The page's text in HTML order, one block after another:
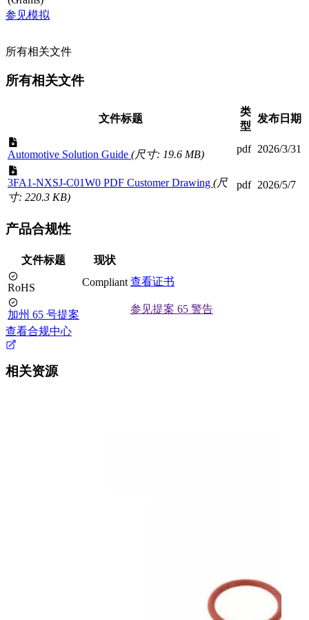
参见模拟
所有相关文件
所有相关文件
文件标题
类
型
发布日期
Automotive Solution Guide (尺寸: 19.6 MB) pdf 2026/3/31
3FA1-NXSJ-C01W0 PDF Customer Drawing (尺
寸: 220.3 KB)
pdf 2026/5/7
产品合规性
文件标题 现状
RoHS Compliant 查看证书
加州 65 号提案
参见提案 65 警告
查看合规中心
相关资源